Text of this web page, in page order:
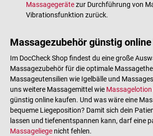
Massagegerätezur Durchführung von
Vibrationsfunktion zurück.
Massagezubehör günstig
Im DocCheck Shop findest du eine große
Massagezubehör für die optimale
Massageutensilien wie Igelbälle und
uns weitere Massagemittel wie Massagelotion
günstig online kaufen. Und was wäre eine
bequeme Liegeposition? Damit sich dein
lassen und tiefenentspannen kann, darf eine
Massageliege nicht fehlen.